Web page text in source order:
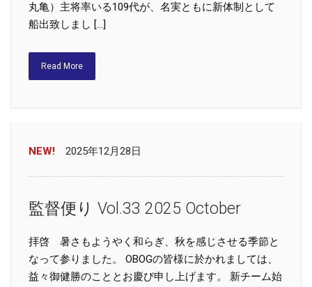
丸亀）主将率いる109代が、名実ともに新体制として
船出致しまし […]
Read More
NEW! 2025年12月28日
監督便り Vol.33 2025 October
拝啓 暑さもようやく和らぎ、秋を感じさせる季節と
なって参りました。 OBOGの皆様に於かれましては、
益々御健勝のこととお慶び申し上げます。 新チーム始